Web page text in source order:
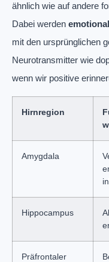
ähnlich wie auf andere
Dabei werden
mit den ursprünglichen
Neurotransmitter wie
wenn wir positive
Hirnregion
Amygdala
Hippocampus
Präfrontaler